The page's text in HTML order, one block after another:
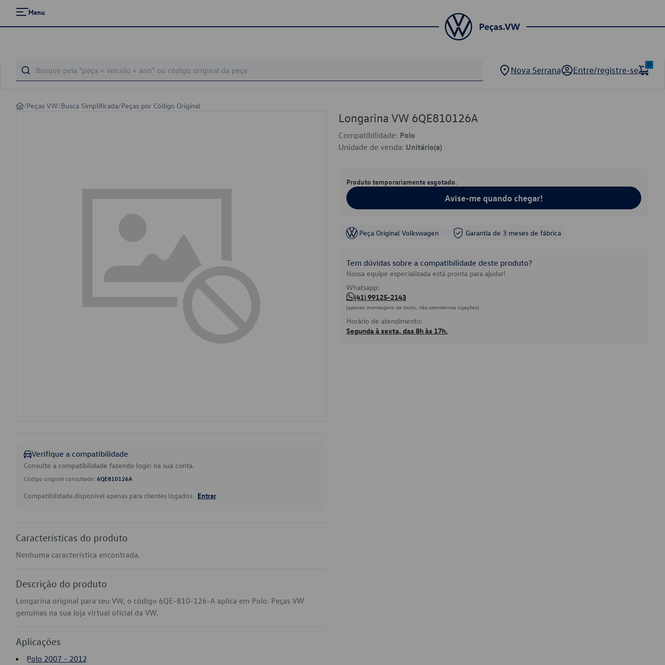
Menu
Nova Serrana Entre/registre-se
0
/Peças VW/Busca Simplificada/Peças por Código Original
Verifique a compatibilidade
Consulte a compatibilidade fazendo login na sua conta.
Código original consultado: 6QE810126A
Compatibilidade disponível apenas para clientes logados. Entrar
Características do produto
Nenhuma característica encontrada.
Descrição do produto
Longarina original para seu VW, o código 6QE-810-126-A aplica em Polo. Peças VW
genuínas na sua loja virtual oficial da VW.
Aplicações
Polo 2007 - 2012
Longarina VW 6QE810126A
Compatibilidade: Polo
Unidade de venda: Unitário(a)
Produto temporariamente esgotado.
Avise-me quando chegar!
Peça Original Volkswagen Garantia de 3 meses de fábrica
Tem dúvidas sobre a compatibilidade deste produto?
Nossa equipe especializada está pronta para ajudar!
Whatsapp:
(41) 99125-2143
(apenas mensagens de texto, não atendemos ligações)
Horário de atendimento:
Segunda à sexta, das 8h às 17h.